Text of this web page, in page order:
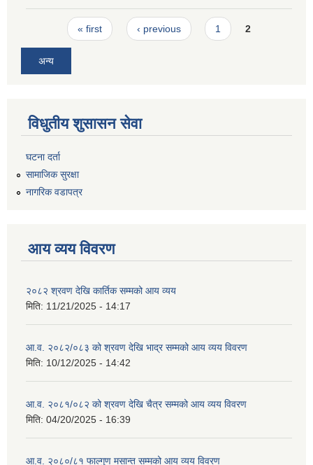
Pages« first ‹ previous 1 2
अन्य
विधुतीय शुसासन सेवा
घटना दर्ता
सामाजिक सुरक्षा
नागरिक वडापत्र
आय व्यय विवरण
२०८२ श्रवण देखि कार्तिक सम्मको आय व्यय
मिति: 11/21/2025 - 14:17
आ.व. २०८२/०८३ को श्रवण देखि भाद्र सम्मको आय व्यय विवरण
मिति: 10/12/2025 - 14:42
आ.व. २०८१/०८२ को श्रवण देखि चैत्र सम्मको आय व्यय विवरण
मिति: 04/20/2025 - 16:39
आ.व. २०८०/८१ फाल्गुण मसान्त सम्मको आय व्यय विवरण